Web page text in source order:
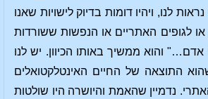
לנו, ויהיו דומות בדיוק לישויות שאנו
או לגופים האתריים או הנפשות ששורדות
והוא ממשיך באותו הכיוון. יש לנו
התוצאה של החיים האינטלקטואלים
נדמיין שהאמת והיושרה היו שולטות